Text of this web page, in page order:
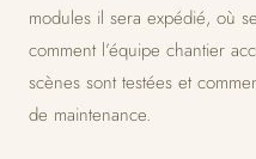
modules il sera expédié, où
comment l’équipe chantier
scènes sont testées et
de maintenance.